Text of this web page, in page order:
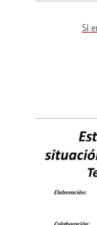
Si